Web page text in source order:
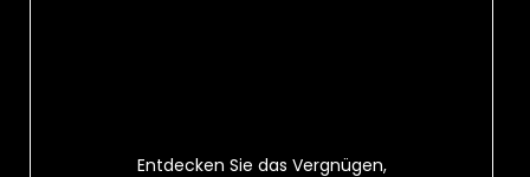
Entdecken Sie das Vergnügen,